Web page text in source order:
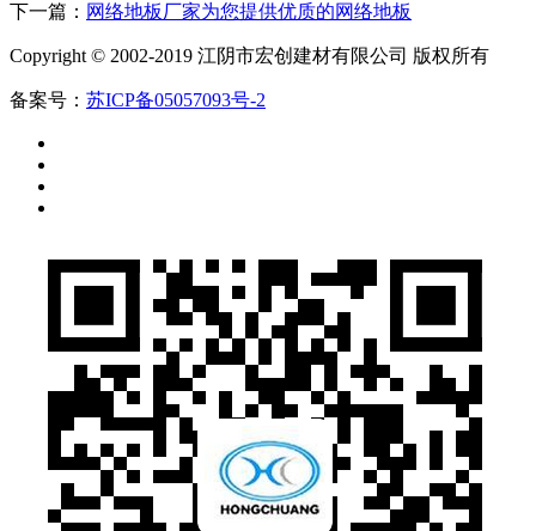
下一篇： 网络地板厂家为您提供优质的网络地板
Copyright © 2002-2019 江阴市宏创建材有限公司 版权所有
备案号： 苏ICP备05057093号-2